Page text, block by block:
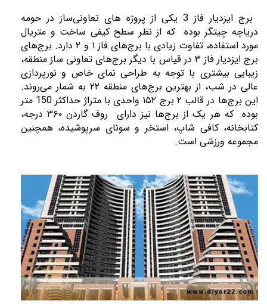
برج ایزدیار فاز 3 یکی از پروژه ‌های تعاونی‌ساز در حومه
دریاچه چیتگر بوده که از نظر سطح کیفی ساخت و متریال
مورد استفاده، تفاوت زیادی با برج‌های فاز۱ و ۲دارد. برج‌های
برج ایزدیار فاز ۳ در قیاس با دیگر برج‌های تعاونی ساز منطقه،
زیبایی بیشتری با توجه به طراحی نمای خاص و نورپردازی
عالی در شب، از بهترین برج‌های منطقه ۲۲ به شمار می‌روند.
این برج‌ها در قالب ۲ برج ۱۵۲ واحدی با متراژ حداکثر 150 متر
بوده که هر یکاز برج‌ها نیز دارای روف گاردن ۳۶۰درجه،
کتابخانه، کافی ‌شاپ، استخر و سونای سرپوشیده، همچنین
مجموعه ورزشی است.